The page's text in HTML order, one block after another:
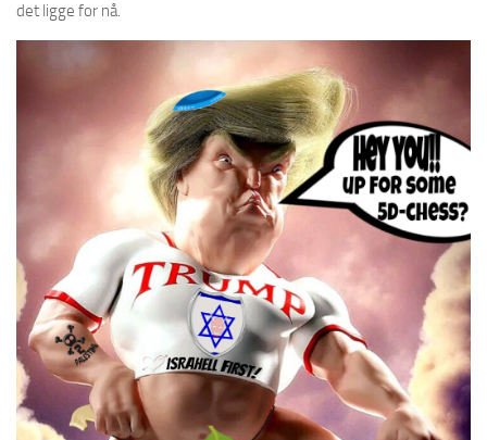
det ligge for nå.